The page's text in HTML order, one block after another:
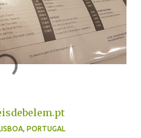
PORTUGAL